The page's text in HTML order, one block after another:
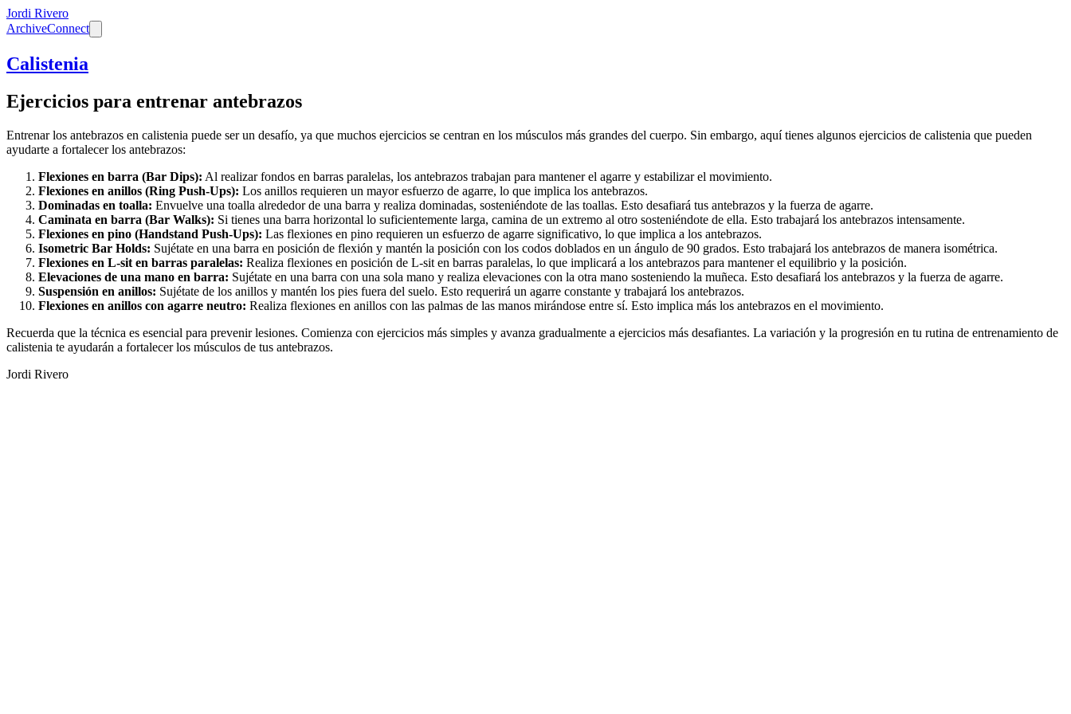
Jordi Rivero
ArchiveConnect
Calistenia
Ejercicios para entrenar antebrazos
Entrenar los antebrazos en calistenia puede ser un desafío, ya que muchos ejercicios se centran en los músculos más grandes del cuerpo. Sin embargo, aquí tienes algunos ejercicios de calistenia que pueden
ayudarte a fortalecer los antebrazos:
Flexiones en barra (Bar Dips): Al realizar fondos en barras paralelas, los antebrazos trabajan para mantener el agarre y estabilizar el movimiento.
Flexiones en anillos (Ring Push-Ups): Los anillos requieren un mayor esfuerzo de agarre, lo que implica los antebrazos.
Dominadas en toalla: Envuelve una toalla alrededor de una barra y realiza dominadas, sosteniéndote de las toallas. Esto desafiará tus antebrazos y la fuerza de agarre.
Caminata en barra (Bar Walks): Si tienes una barra horizontal lo suficientemente larga, camina de un extremo al otro sosteniéndote de ella. Esto trabajará los antebrazos intensamente.
Flexiones en pino (Handstand Push-Ups): Las flexiones en pino requieren un esfuerzo de agarre significativo, lo que implica a los antebrazos.
Isometric Bar Holds: Sujétate en una barra en posición de flexión y mantén la posición con los codos doblados en un ángulo de 90 grados. Esto trabajará los antebrazos de manera isométrica.
Flexiones en L-sit en barras paralelas: Realiza flexiones en posición de L-sit en barras paralelas, lo que implicará a los antebrazos para mantener el equilibrio y la posición.
Elevaciones de una mano en barra: Sujétate en una barra con una sola mano y realiza elevaciones con la otra mano sosteniendo la muñeca. Esto desafiará los antebrazos y la fuerza de agarre.
Suspensión en anillos: Sujétate de los anillos y mantén los pies fuera del suelo. Esto requerirá un agarre constante y trabajará los antebrazos.
Flexiones en anillos con agarre neutro: Realiza flexiones en anillos con las palmas de las manos mirándose entre sí. Esto implica más los antebrazos en el movimiento.
Recuerda que la técnica es esencial para prevenir lesiones. Comienza con ejercicios más simples y avanza gradualmente a ejercicios más desafiantes. La variación y la progresión en tu rutina de entrenamiento de
calistenia te ayudarán a fortalecer los músculos de tus antebrazos.
Jordi Rivero